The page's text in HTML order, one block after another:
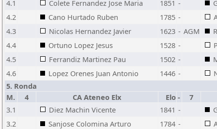
4.1
Colete Fernandez Jose Maria 1851 -
4.2
Cano Hurtado Ruben 1785 -
4.3
Nicolas Hernandez Javier 1623 - AGM
4.4
Ortuno Lopez Jesus 1528 -
4.5
Ferrandiz Martinez Pau 1502 -
4.6
Lopez Orenes Juan Antonio 1446 -
5. Ronda
M.
4 CA Ateneo Elx Elo -
7
3.1
Diez Machin Vicente 1841 -
3.2
Sanjose Colomina Arturo 1784 -